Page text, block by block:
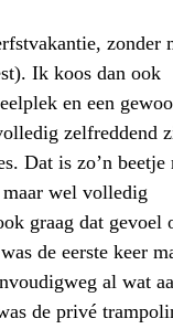
zonder
Ik koos dan ook
en een
zelfreddend
Dat is zo’n
wel volledig
graag dat gevoel
de eerste keer
al wat
de privé